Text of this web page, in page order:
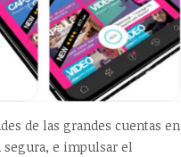
de las grandes cuentas en
segura, e impulsar el